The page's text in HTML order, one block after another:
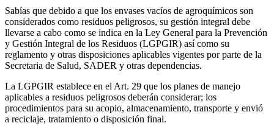
Sabías que debido a que los envases vacíos de agroquímicos son
considerados como residuos peligrosos, su gestión integral debe
llevarse a cabo como se indica en la Ley General para la Prevención
y Gestión Integral de los Residuos (LGPGIR) así como su
reglamento y otras disposiciones aplicables vigentes por parte de la
Secretaria de Salud, SADER y otras dependencias.
La LGPGIR establece en el Art. 29 que los planes de manejo
aplicables a residuos peligrosos deberán considerar; los
procedimientos para su acopio, almacenamiento, transporte y envió
a reciclaje, tratamiento o disposición final.